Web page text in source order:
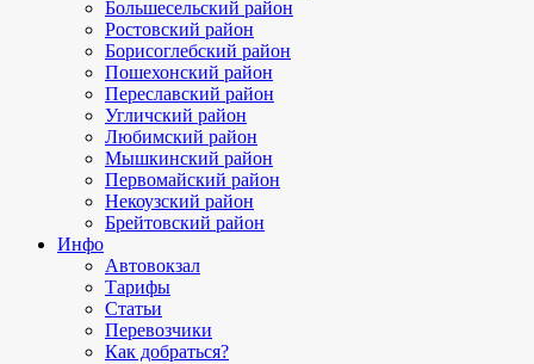
Большесельский район
Ростовский район
Борисоглебский район
Пошехонский район
Переславский район
Угличский район
Любимский район
Мышкинский район
Первомайский район
Некоузский район
Брейтовский район
Инфо
Автовокзал
Тарифы
Статьи
Перевозчики
Как добраться?